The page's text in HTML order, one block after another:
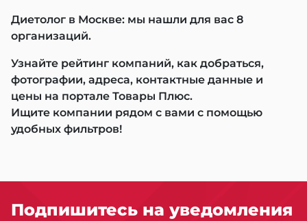
Диетолог в Москве: мы нашли для вас 8
организаций.
Узнайте рейтинг компаний, как добраться,
фотографии, адреса, контактные данные и
цены на портале Товары Плюс.
Ищите компании рядом с вами с помощью
удобных фильтров!
Подпишитесь на уведомления